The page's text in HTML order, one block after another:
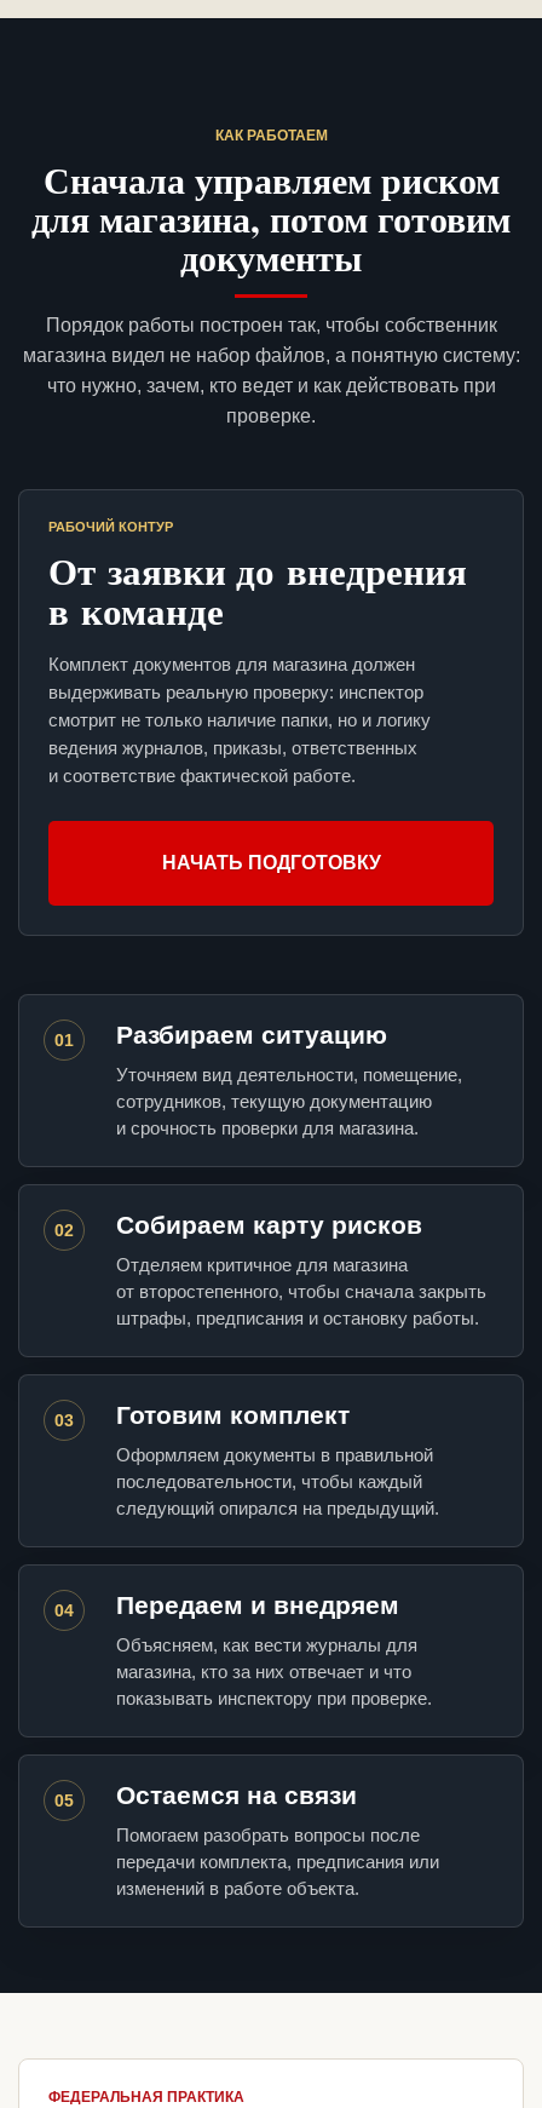
КАК РАБОТАЕМ
Сначала управляем риском
для магазина, потом готовим
документы
Порядок работы построен так, чтобы собственник
магазина видел не набор файлов, а понятную систему:
что нужно, зачем, кто ведет и как действовать при
проверке.
РАБОЧИЙ КОНТУР
От заявки до внедрения
в команде
Комплект документов для магазина должен
выдерживать реальную проверку: инспектор
смотрит не только наличие папки, но и логику
ведения журналов, приказы, ответственных
и соответствие фактической работе.
НАЧАТЬ ПОДГОТОВКУ
01 Разбираем ситуацию
Уточняем вид деятельности, помещение,
сотрудников, текущую документацию
и срочность проверки для магазина.
02 Собираем карту рисков
Отделяем критичное для магазина
от второстепенного, чтобы сначала закрыть
штрафы, предписания и остановку работы.
03 Готовим комплект
Оформляем документы в правильной
последовательности, чтобы каждый
следующий опирался на предыдущий.
04 Передаем и внедряем
Объясняем, как вести журналы для
магазина, кто за них отвечает и что
показывать инспектору при проверке.
05 Остаемся на связи
Помогаем разобрать вопросы после
передачи комплекта, предписания или
изменений в работе объекта.
ФЕДЕРАЛЬНАЯ ПРАКТИКА